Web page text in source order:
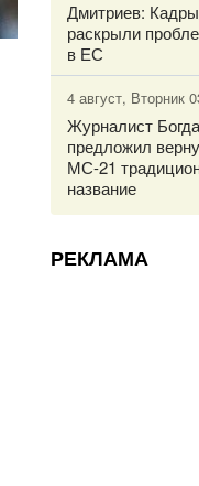
Дмитриев:
раскрыли
в ЕС
4 август, Вторник
Журналист
предложил
МС-21
название
РЕКЛАМА